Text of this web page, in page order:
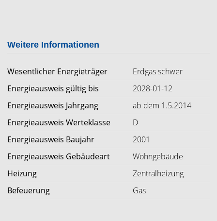
Weitere Informationen
Wesentlicher Energieträger
Erdgas schwer
Energieausweis gültig bis
2028-01-12
Energieausweis Jahrgang
ab dem 1.5.2014
Energieausweis Werteklasse
D
Energieausweis Baujahr
2001
Energieausweis Gebäudeart
Wohngebäude
Heizung
Zentralheizung
Befeuerung
Gas